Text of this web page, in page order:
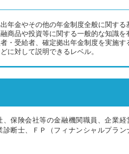
年金やその他の年金制度全般に関する
融商品や投資等に関する一般的な知識を
・受給者、確定拠出年金制度を実施す
に対して説明できるレベル。
保険会社等の金融機関職員、企業経
断士、ＦＰ（フィナンシャルプラン